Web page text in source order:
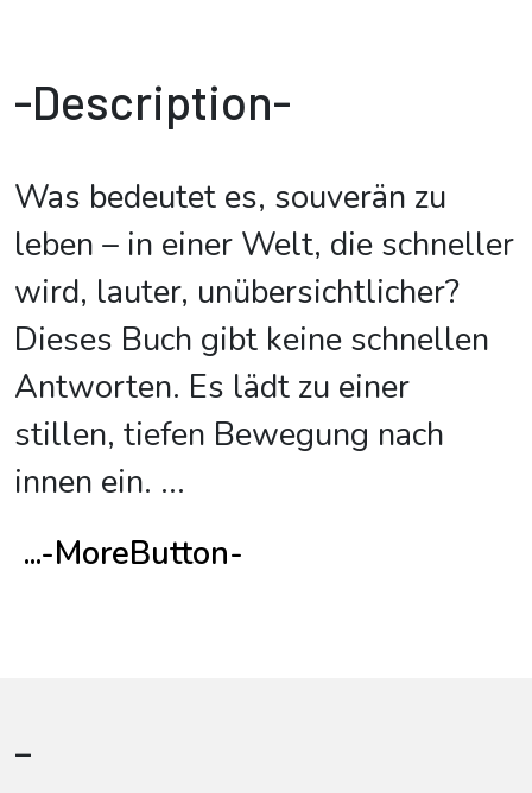
-Description-
Was bedeutet es, souverän zu
leben – in einer Welt, die schneller
wird, lauter, unübersichtlicher?
Dieses Buch gibt keine schnellen
Antworten. Es lädt zu einer
stillen, tiefen Bewegung nach
innen ein. ...
...-MoreButton-
-